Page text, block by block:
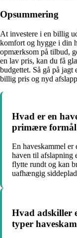
Opsummering
At investere i en billig
komfort og hygge i din
opmærksom på tilbud,
en lav pris, kan du få
budgettet. Så gå på jagt
billig pris og nyd
Hvad er en
primære formål
En haveskammel er
haven til afslapning
flytte rundt og kan
uafhængig
Hvad adskiller
typer